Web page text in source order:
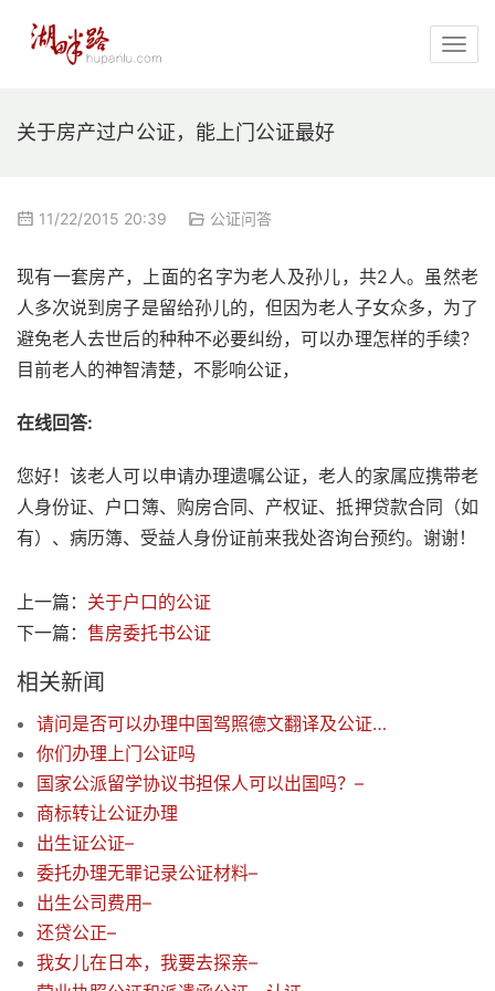
关于房产过户公证，能上门公证最好
11/22/2015 20:39 公证问答
现有一套房产，上面的名字为老人及孙儿，共2人。虽然老
人多次说到房子是留给孙儿的，但因为老人子女众多，为了
避免老人去世后的种种不必要纠纷，可以办理怎样的手续？
目前老人的神智清楚，不影响公证，
在线回答:
您好！该老人可以申请办理遗嘱公证，老人的家属应携带老
人身份证、户口簿、购房合同、产权证、抵押贷款合同（如
有）、病历簿、受益人身份证前来我处咨询台预约。谢谢！
上一篇： 关于户口的公证
下一篇： 售房委托书公证
相关新闻
请问是否可以办理中国驾照德文翻译及公证？需要哪些材料？
你们办理上门公证吗
国家公派留学协议书担保人可以出国吗？–
商标转让公证办理
出生证公证–
委托办理无罪记录公证材料–
出生公司费用–
还贷公正–
我女儿在日本，我要去探亲–